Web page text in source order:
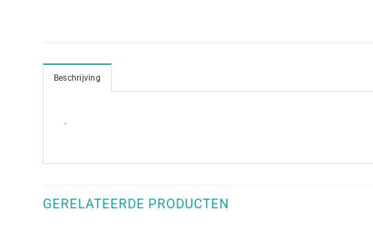
Beschrijving
.
GERELATEERDE PRODUCTEN